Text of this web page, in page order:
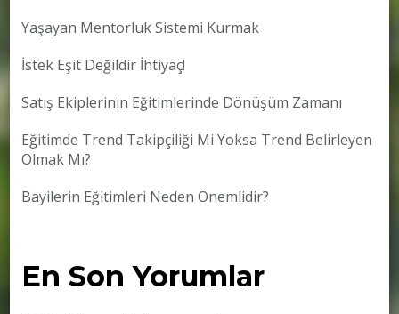
Yaşayan Mentorluk Sistemi Kurmak
İstek Eşit Değildir İhtiyaç!
Satış Ekiplerinin Eğitimlerinde Dönüşüm Zamanı
Eğitimde Trend Takipçiliği Mi Yoksa Trend Belirleyen
Olmak Mı?
Bayilerin Eğitimleri Neden Önemlidir?
En Son Yorumlar